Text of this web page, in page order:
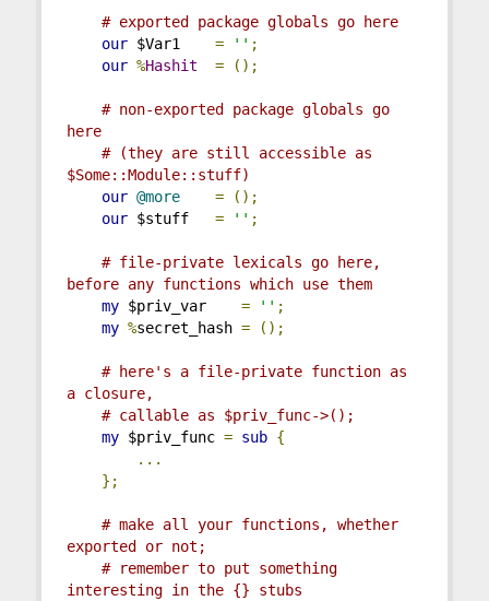
# exported package globals go here
our $Var1 = '' ;
our %Hashit = ();
# non-exported package globals go
here
# (they are still accessible as
$Some::Module::stuff)
our @more =
();
our $stuff = '' ;
# file-private lexicals go here,
before any functions which use them
my $priv_var = '' ;
my %secret_hash = ();
# here's a file-private function as
a closure,
# callable as $priv_func->();
my $priv_func = sub {
...
};
# make all your functions, whether
exported or not;
# remember to put something
interesting in the {} stubs